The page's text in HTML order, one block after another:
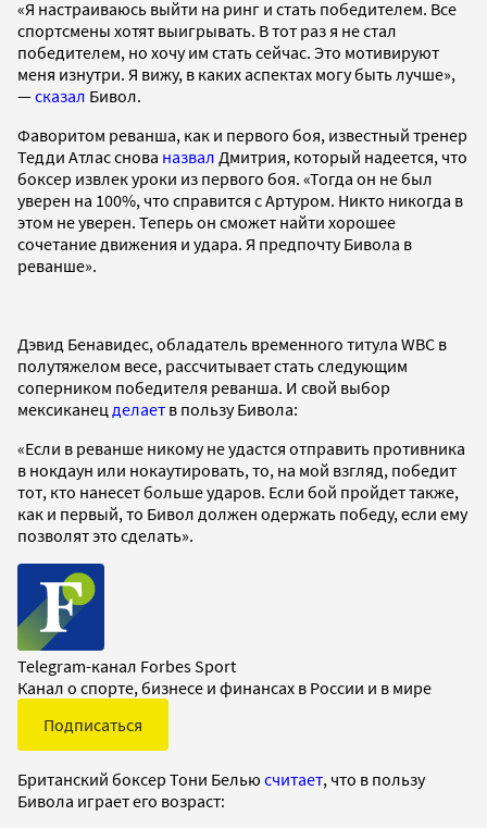
«Я настраиваюсь выйти на ринг и стать победителем. Все
спортсмены хотят выигрывать. В тот раз я не стал
победителем, но хочу им стать сейчас. Это мотивируют
меня изнутри. Я вижу, в каких аспектах могу быть лучше»,
—сказал Бивол.
Фаворитом реванша, как и первого боя, известный тренер
Тедди Атлас снова назвал Дмитрия, который надеется, что
боксер извлек уроки из первого боя. «Тогда он не был
уверен на 100%, что справится с Артуром. Никто никогда в
этом не уверен. Теперь он сможет найти хорошее
сочетание движения и удара. Я предпочту Бивола в
реванше».
Дэвид Бенавидес, обладатель временного титула WBC в
полутяжелом весе, рассчитывает стать следующим
соперником победителя реванша. И свой выбор
мексиканецделает в пользу Бивола:
«Если в реванше никому не удастся отправить противника
в нокдаун или нокаутировать, то, на мой взгляд, победит
тот, кто нанесет больше ударов. Если бой пройдет также,
как и первый, то Бивол должен одержать победу, если ему
позволят это сделать».
Telegram-канал Forbes Sport
Канал о спорте, бизнесе и финансах в России и в мире
Подписаться
Британский боксер Тони Белью считает, что в пользу
Бивола играет его возраст: